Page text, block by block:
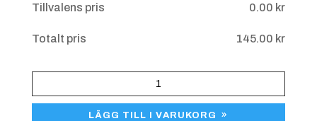
Tillvalens pris 0.00 kr
Totalt pris 145.00 kr
1-
LÄGG TILL I VARUKORG